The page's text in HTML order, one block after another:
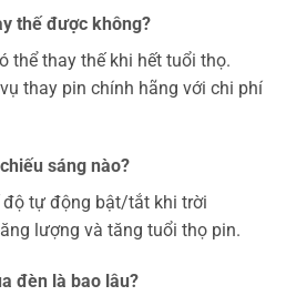
thế được không?
thể thay thế khi hết tuổi thọ.
thay pin chính hãng với chi phí
sáng nào?
độ tự động bật/tắt khi trời
lượng và tăng tuổi thọ pin.
đèn là bao lâu?